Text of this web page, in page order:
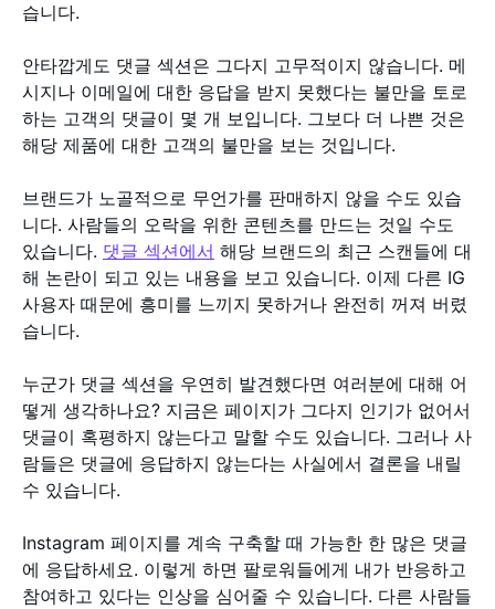
습니다.
안타깝게도 댓글 섹션은 그다지 고무적이지 않습니다. 메
시지나 이메일에 대한 응답을 받지 못했다는 불만을 토로
하는 고객의 댓글이 몇 개 보입니다. 그보다 더 나쁜 것은
해당 제품에 대한 고객의 불만을 보는 것입니다.
브랜드가 노골적으로 무언가를 판매하지 않을 수도 있습
니다. 사람들의 오락을 위한 콘텐츠를 만드는 것일 수도
있습니다. 댓글 섹션에서 해당 브랜드의 최근 스캔들에 대
해 논란이 되고 있는 내용을 보고 있습니다. 이제 다른 IG
사용자 때문에 흥미를 느끼지 못하거나 완전히 꺼져 버렸
습니다.
누군가 댓글 섹션을 우연히 발견했다면 여러분에 대해 어
떻게 생각하나요? 지금은 페이지가 그다지 인기가 없어서
댓글이 혹평하지 않는다고 말할 수도 있습니다. 그러나 사
람들은 댓글에 응답하지 않는다는 사실에서 결론을 내릴
수 있습니다.
Instagram 페이지를 계속 구축할 때 가능한 한 많은 댓글
에 응답하세요. 이렇게 하면 팔로워들에게 내가 반응하고
참여하고 있다는 인상을 심어줄 수 있습니다. 다른 사람들